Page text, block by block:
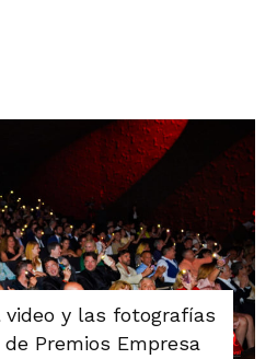
video y las fotografías
de Premios Empresa